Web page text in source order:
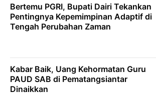
Bertemu PGRI, Bupati Dairi Tekankan
Pentingnya Kepemimpinan Adaptif di
Tengah Perubahan Zaman
Kabar Baik, Uang Kehormatan Guru
PAUD SAB di Pematangsiantar
Dinaikkan